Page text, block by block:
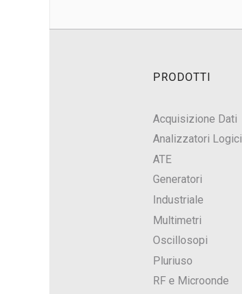
PRODOTTI
Acquisizione Dati
Analizzatori Logici
ATE
Generatori
Industriale
Multimetri
Oscillosopi
Pluriuso
RF e Microonde